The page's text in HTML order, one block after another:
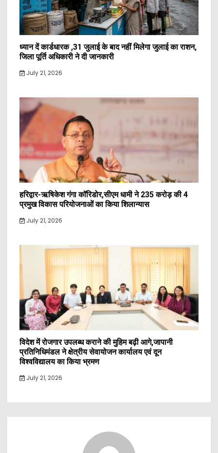
ध्यान दें कार्डधारक ,31 जुलाई के बाद नहीं मिलेगा जुलाई का राशन,
जिला पूर्ति अधिकारी ने दी जानकारी
July 21, 2026
हरिद्वार-ऋषिकेश गंगा कॉरिडोर,सीएम धामी ने 235 करोड़ की 4
प्रमुख विकास परियोजनाओं का किया शिलान्यास
July 21, 2026
विदेश में रोजगार उपलब्ध कराने की मुहिम बढ़ी आगे,जापानी
प्रतिनिधिमंडल ने क्षेत्रीय सेवायोजन कार्यालय एवं दून
विश्वविद्यालय का किया भ्रमण
July 21, 2026